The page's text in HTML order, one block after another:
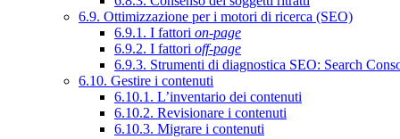
6.9. Ottimizzazione per i motori di ricerca (SEO)
6.9.1. I fattori on-page
6.9.2. I fattori off-page
6.9.3. Strumenti di diagnostica SEO: Search
6.10. Gestire i contenuti
6.10.1. L’inventario dei contenuti
6.10.2. Revisionare i contenuti
6.10.3. Migrare i contenuti